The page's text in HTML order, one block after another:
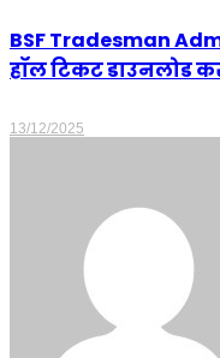
BSF Tradesman
हॉल टिकट डाउनलोड
13/12/2025